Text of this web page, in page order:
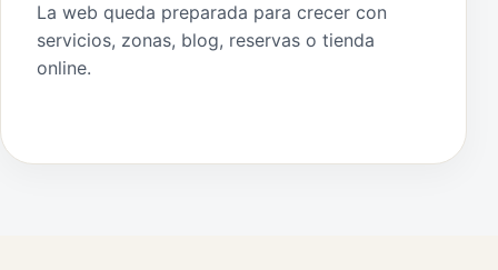
La web queda preparada para crecer con
servicios, zonas, blog, reservas o tienda
online.